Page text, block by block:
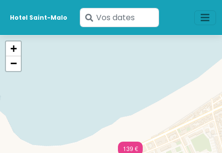
Hotel Saint-Malo
Saisissez
vos
139 €
+
−